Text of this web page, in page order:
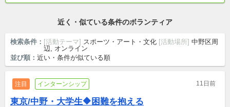
近く・似ている条件のボランティア
検索条件： [活動テーマ] スポーツ・アート・文化 [活動場所] 中野区周
辺, オンライン
並び順： 近い・条件が似ている順
注目 インターンシップ 11日前
東京/中野・大学生🔶困難を抱える